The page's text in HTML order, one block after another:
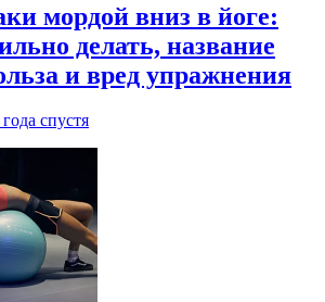
мордой вниз в йоге:
делать, название
и вред упражнения
спустя